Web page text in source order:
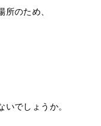
のため、
でしょうか。